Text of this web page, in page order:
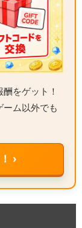
をゲット！
ム以外でも
›